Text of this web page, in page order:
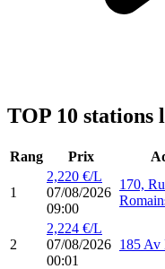
TOP 10 stations
Rang Prix
1
2,220 €/L
07/08/2026
09:00
170,
2
2,224 €/L
07/08/2026
00:01
185 Av